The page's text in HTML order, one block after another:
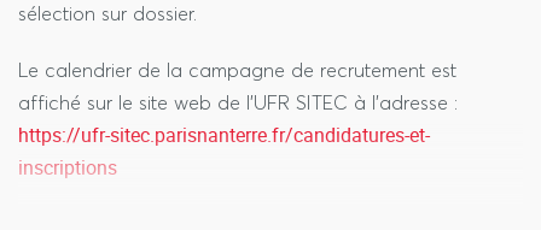
sélection sur dossier.
Le calendrier de la campagne de recrutement est
affiché sur le site web de l'UFR SITEC à l'adresse :
https://ufr-sitec.parisnanterre.fr/candidatures-et-
inscriptions